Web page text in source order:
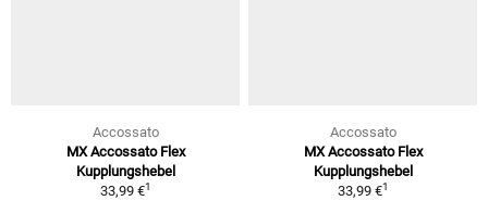
Accossato
MX Accossato Flex
Kupplungshebel
33,99 €1
Accossato
MX Accossato Flex
Kupplungshebel
33,99 €1